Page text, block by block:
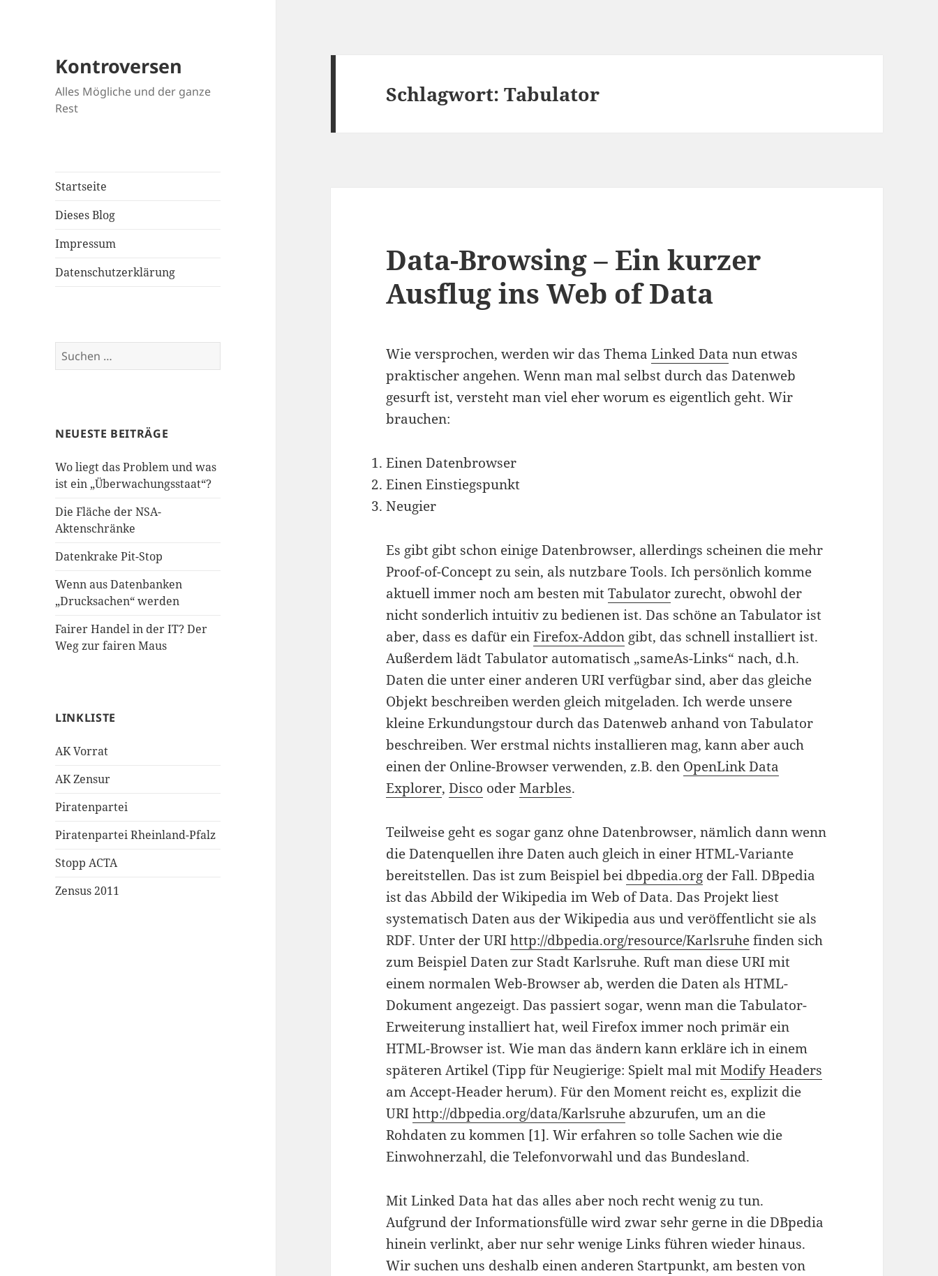
Kontroversen
Alles Mögliche und der ganze
Rest
Startseite
Dieses Blog
Impressum
Datenschutzerklärung
Suchen
nach:
NEUESTE BEITRÄGE
Wo liegt das Problem und was
ist ein „Überwachungsstaat“?
Die Fläche der NSA-
Aktenschränke
Datenkrake Pit-Stop
Wenn aus Datenbanken
„Drucksachen“ werden
Fairer Handel in der IT? Der
Weg zur fairen Maus
LINKLISTE
AK Vorrat
AK Zensur
Piratenpartei
Piratenpartei Rheinland-Pfalz
Stopp ACTA
Zensus 2011
Schlagwort:Tabulator
Data-Browsing – Ein kurzer
Ausflug ins Web of Data
Wie versprochen, werden wir das ThemaLinked Data nun etwas
praktischer angehen. Wenn man mal selbst durch das Datenweb
gesurft ist, versteht man viel eher worum es eigentlich geht. Wir
brauchen:
Einen Datenbrowser
Einen Einstiegspunkt
Neugier
Es gibt gibt schon einige Datenbrowser, allerdings scheinen die mehr
Proof-of-Concept zu sein, als nutzbare Tools. Ich persönlich komme
aktuell immer noch am besten mitTabulatorzurecht, obwohl der
nicht sonderlich intuitiv zu bedienen ist. Das schöne an Tabulator ist
aber, dass es dafür einFirefox-Addon gibt, das schnell installiert ist.
Außerdem lädt Tabulator automatisch „sameAs-Links“ nach, d.h.
Daten die unter einer anderen URI verfügbar sind, aber das gleiche
Objekt beschreiben werden gleich mitgeladen. Ich werde unsere
kleine Erkundungstour durch das Datenweb anhand von Tabulator
beschreiben. Wer erstmal nichts installieren mag, kann aber auch
einen der Online-Browser verwenden, z.B. den OpenLink Data
Explorer,Disco oderMarbles.
Teilweise geht es sogar ganz ohne Datenbrowser, nämlich dann wenn
die Datenquellen ihre Daten auch gleich in einer HTML-Variante
bereitstellen. Das ist zum Beispiel bei dbpedia.org der Fall. DBpedia
ist das Abbild der Wikipedia im Web of Data. Das Projekt liest
systematisch Daten aus der Wikipedia aus und veröffentlicht sie als
RDF. Unter der URIhttp://dbpedia.org/resource/Karlsruhefinden sich
zum Beispiel Daten zur Stadt Karlsruhe. Ruft man diese URI mit
einem normalen Web-Browser ab, werden die Daten als HTML-
Dokument angezeigt. Das passiert sogar, wenn man die Tabulator-
Erweiterung installiert hat, weil Firefox immer noch primär ein
HTML-Browser ist. Wie man das ändern kann erkläre ich in einem
späteren Artikel (Tipp für Neugierige: Spielt mal mitModify Headers
am Accept-Header herum). Für den Moment reicht es, explizit die
URIhttp://dbpedia.org/data/Karlsruhe abzurufen, um an die
Rohdaten zu kommen [1]. Wir erfahren so tolle Sachen wie die
Einwohnerzahl, die Telefonvorwahl und das Bundesland.
Mit Linked Data hat das alles aber noch recht wenig zu tun.
Aufgrund der Informationsfülle wird zwar sehr gerne in die DBpedia
hinein verlinkt, aber nur sehr wenige Links führen wieder hinaus.
Wir suchen uns deshalb einen anderen Startpunkt, am besten von